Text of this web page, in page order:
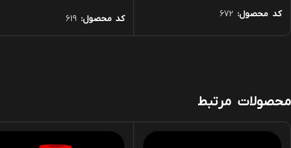
کد محصول: 672 کد محصول:619
محصولات مرتبط